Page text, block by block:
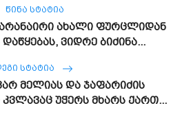
ᲬᲘᲜᲐ ᲡᲢᲐᲢᲘᲐ
არანაირი ახალი ფურცლიდან
ვიდრე ბიძინა...
ᲡᲢᲐᲢᲘᲐ
მელიას და ჯაფარიძის
უჭერს მხარს ქართ...